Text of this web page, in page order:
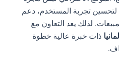
لتحسين تجربة المستخدم، دعم
لذلك يعد التعاون مع
ذات خبرة عالية خطوة